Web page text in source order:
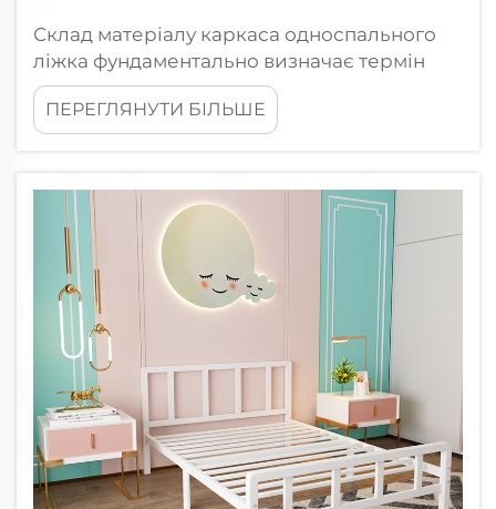
Склад матеріалу каркаса односпального
ліжка фундаментально визначає термін
його експлуатаційного життя, стійкість до
зносу та загальну цінність. Під час вибору
односпального ліжка для побутового або
розуміти, як дерево, метал...
ПЕРЕГЛЯНУТИ БІЛЬШЕ